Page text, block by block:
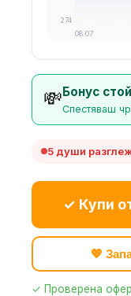
274
08.07
💸Бонус
Спестяваш
5 души
✓ Купи
💖
✓ Проверена